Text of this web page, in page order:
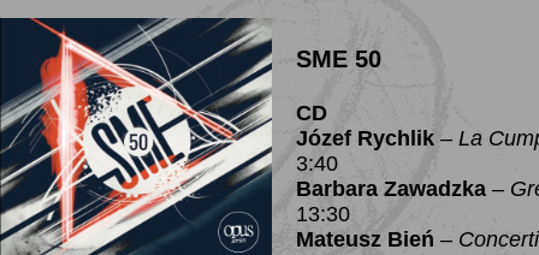
SME 50
CD
Józef Rychlik – La
3:40
Barbara Zawadzka –
13:30
Mateusz Bień –